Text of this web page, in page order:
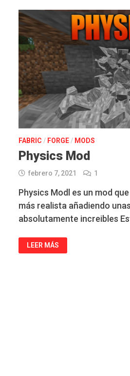
FABRIC / FORGE / MODS
Physics Mod
febrero 7, 2021 1
Physics Modl es un mod
más realista añadiendo
absolutamente increibles
PHYSICS
MOD
LEER MÁS